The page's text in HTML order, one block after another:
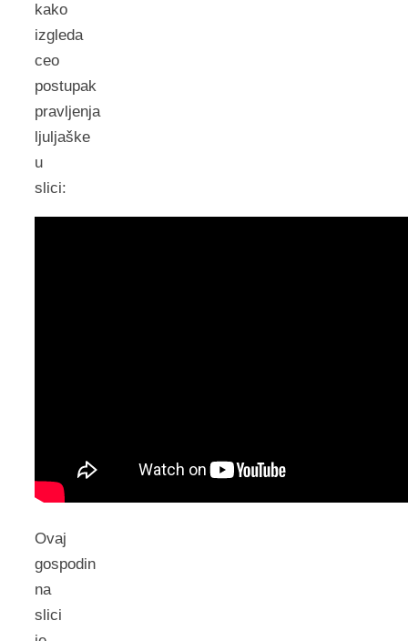
kako
izgleda
ceo
postupak
pravljenja
ljuljaške
u
slici:
Ovaj
gospodin
na
slici